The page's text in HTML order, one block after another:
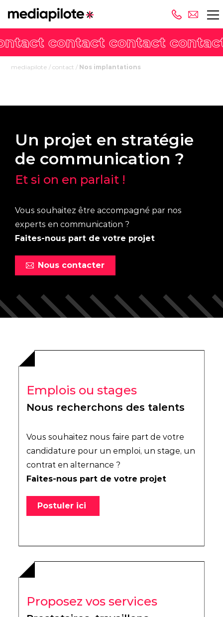
mediapilote /contact / Nos implantations
Un projet en stratégie
de communication ?
Et si on en parlait !
Vous souhaitez être accompagné par nos
experts en communication ?
Faites-nous part de votre projet
Nous contacter
Emplois ou stages
Nous recherchons des talents
Vous souhaitez nous faire part de votre
candidature pour un emploi, un stage, un
contrat en alternance ?
Faites-nous part de votre projet
Postuler ici
Proposez vos services